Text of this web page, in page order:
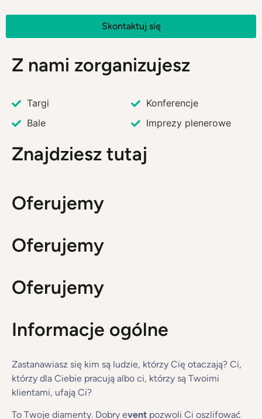
Skontaktuj się
Z nami zorganizujesz
Targi
Konferencje
Bale
Imprezy plenerowe
Znajdziesz tutaj
Oferujemy
Oferujemy
Oferujemy
Informacje ogólne
Zastanawiasz się kim są ludzie, którzy Cię otaczają? Ci,
którzy dla Ciebie pracują albo ci, którzy są Twoimi
klientami, ufają Ci?
To Twoje diamenty. Dobry event pozwoli Ci oszlifować